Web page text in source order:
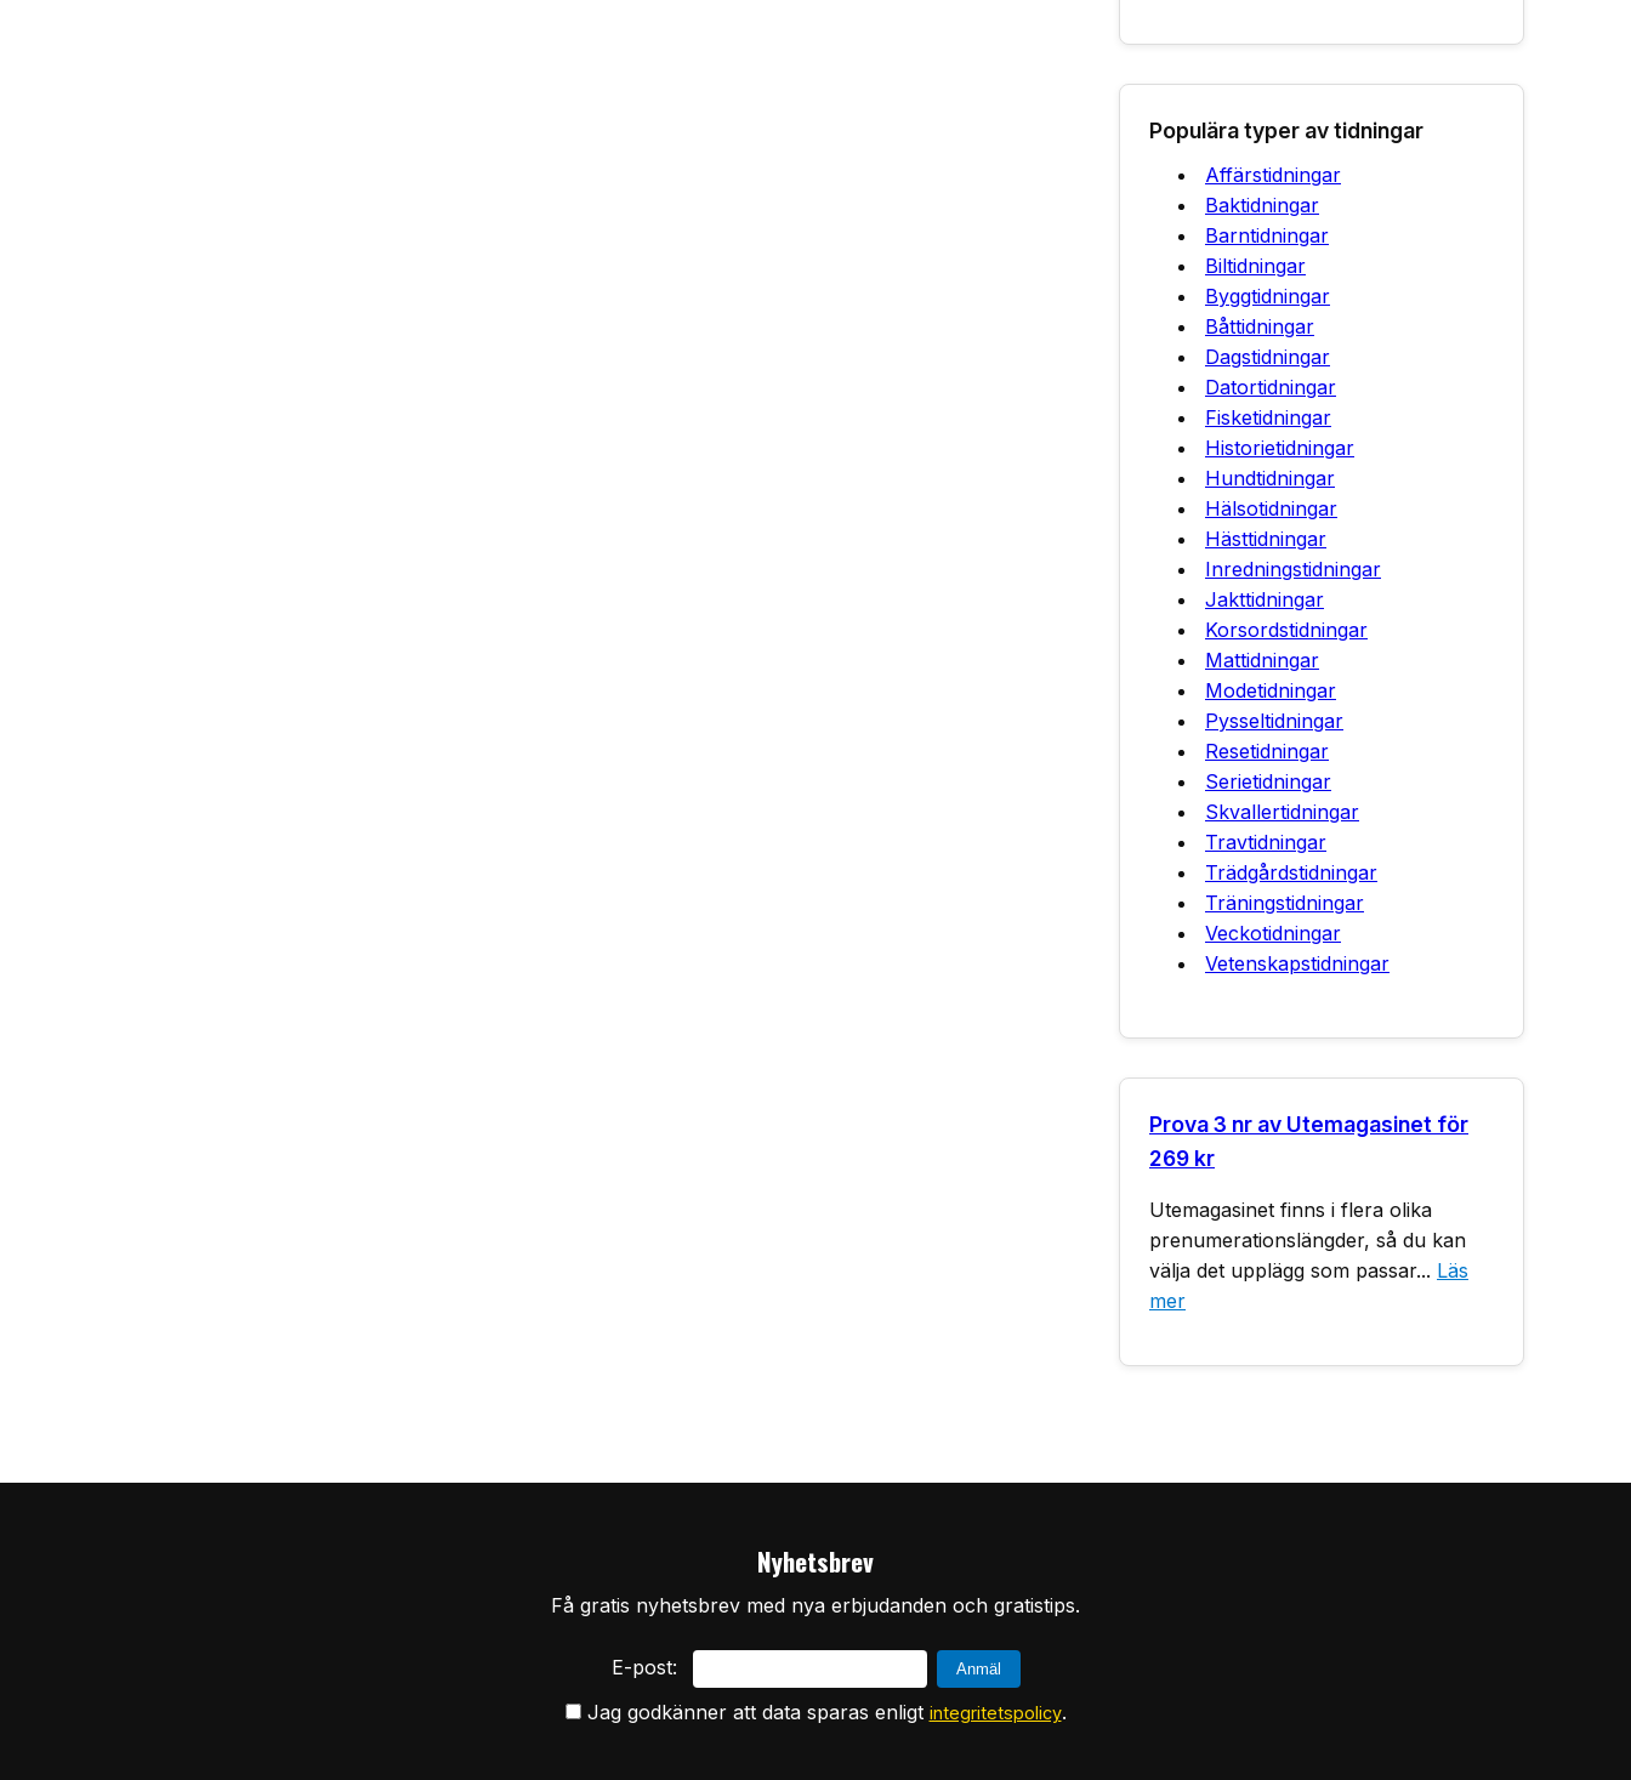
Populära typer av tidningar
Affärstidningar
Baktidningar
Barntidningar
Biltidningar
Byggtidningar
Båttidningar
Dagstidningar
Datortidningar
Fisketidningar
Historietidningar
Hundtidningar
Hälsotidningar
Hästtidningar
Inredningstidningar
Jakttidningar
Korsordstidningar
Mattidningar
Modetidningar
Pysseltidningar
Resetidningar
Serietidningar
Skvallertidningar
Travtidningar
Trädgårdstidningar
Träningstidningar
Veckotidningar
Vetenskapstidningar
Prova 3 nr av Utemagasinet för
269 kr
Utemagasinet finns i flera olika
prenumerationslängder, så du kan
välja det upplägg som passar... Läs
mer
Nyhetsbrev
Få gratis nyhetsbrev med nya erbjudanden och gratistips.
E-post:
Jag godkänner att data sparas enligt integritetspolicy.